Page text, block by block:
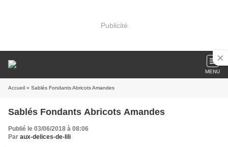
Publicité
MENU
Accueil » Sablés Fondants Abricots Amandes
Sablés Fondants Abricots Amandes
Publié le 03/06/2018 à 08:06
Par aux-delices-de-lili